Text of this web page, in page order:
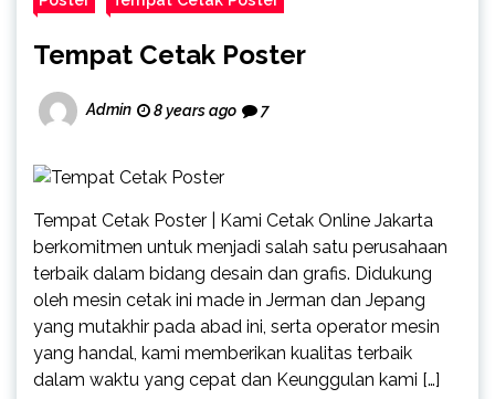
Tempat Cetak Poster
Admin 8 years ago 7
Tempat Cetak Poster | Kami Cetak Online Jakarta
berkomitmen untuk menjadi salah satu perusahaan
terbaik dalam bidang desain dan grafis. Didukung
oleh mesin cetak ini made in Jerman dan Jepang
yang mutakhir pada abad ini, serta operator mesin
yang handal, kami memberikan kualitas terbaik
dalam waktu yang cepat dan Keunggulan kami […]